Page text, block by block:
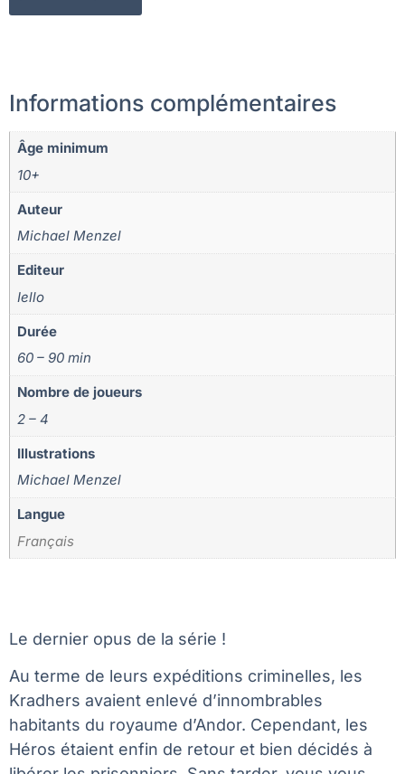
Informations complémentaires
Âge minimum
10+
Auteur
Michael Menzel
Editeur
Iello
Durée
60 – 90 min
Nombre de joueurs
2 – 4
Illustrations
Michael Menzel
Langue
Français
Le dernier opus de la série !
Au terme de leurs expéditions criminelles, les
Kradhers avaient enlevé d’innombrables
habitants du royaume d’Andor. Cependant, les
Héros étaient enfin de retour et bien décidés à